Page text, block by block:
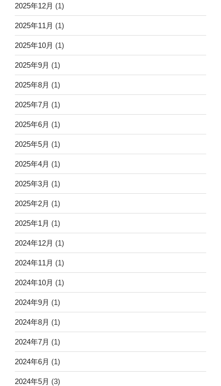
2025年12月 (1)
2025年11月 (1)
2025年10月 (1)
2025年9月 (1)
2025年8月 (1)
2025年7月 (1)
2025年6月 (1)
2025年5月 (1)
2025年4月 (1)
2025年3月 (1)
2025年2月 (1)
2025年1月 (1)
2024年12月 (1)
2024年11月 (1)
2024年10月 (1)
2024年9月 (1)
2024年8月 (1)
2024年7月 (1)
2024年6月 (1)
2024年5月 (3)